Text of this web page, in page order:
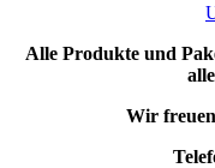
Alle Produkte und
Wir